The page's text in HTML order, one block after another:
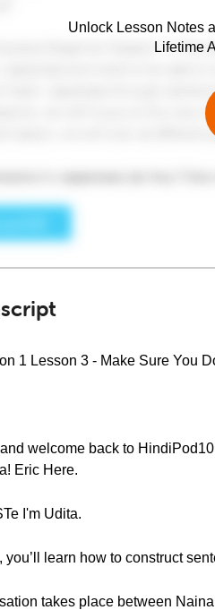
Unlock Lesson Notes
Lifetime
1 Lesson 3 - Make Sure You
welcome back to
Eric Here.
I'm Udita.
you’ll learn how to construct
takes place between